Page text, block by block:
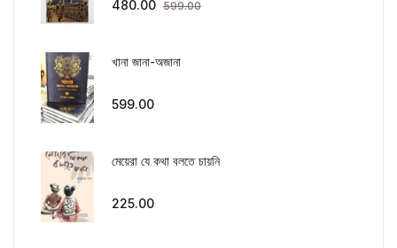
480.00 599.00
খানা জানা-অজানা
599.00
মেয়েরা যে কথা বলতে চায়নি
225.00